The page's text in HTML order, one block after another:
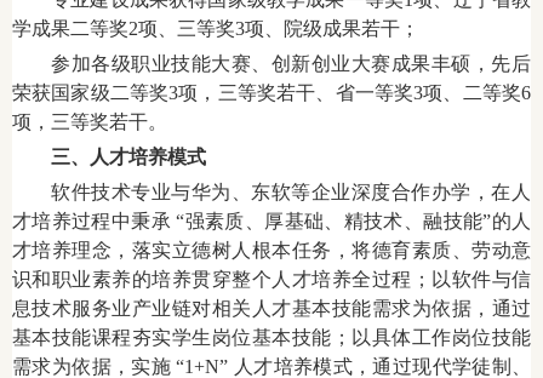
学成果二等奖2项、三等奖3项、院级成果若干；
参加各级职业技能大赛、创新创业大赛成果丰硕，先后
荣获国家级二等奖3项，三等奖若干、省一等奖3项、二等奖6
项，三等奖若干。
三、人才培养模式
软件技术专业与华为、东软等企业深度合作办学，在人
才培养过程中秉承 “强素质、厚基础、精技术、融技能”的人
才培养理念，落实立德树人根本任务，将德育素质、劳动意
识和职业素养的培养贯穿整个人才培养全过程；以软件与信
息技术服务业产业链对相关人才基本技能需求为依据，通过
基本技能课程夯实学生岗位基本技能；以具体工作岗位技能
需求为依据，实施 “1+N” 人才培养模式，通过现代学徒制、